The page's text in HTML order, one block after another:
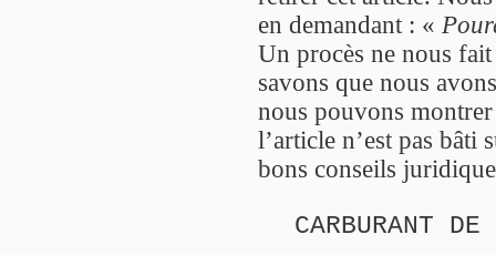
en demandant : «
Un procès ne nous
savons que nous
nous pouvons
l’article n’est pas bâti
bons conseils
CARBURANT DE